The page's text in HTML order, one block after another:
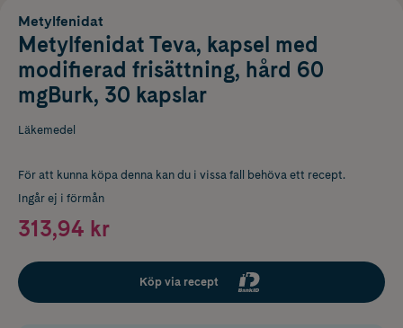
Metylfenidat
Metylfenidat Teva, kapsel med
modifierad frisättning, hård 60
mgBurk, 30 kapslar
Läkemedel
För att kunna köpa denna kan du i vissa fall behöva ett recept.
Ingår ej i förmån
313,94 kr
Köp via recept